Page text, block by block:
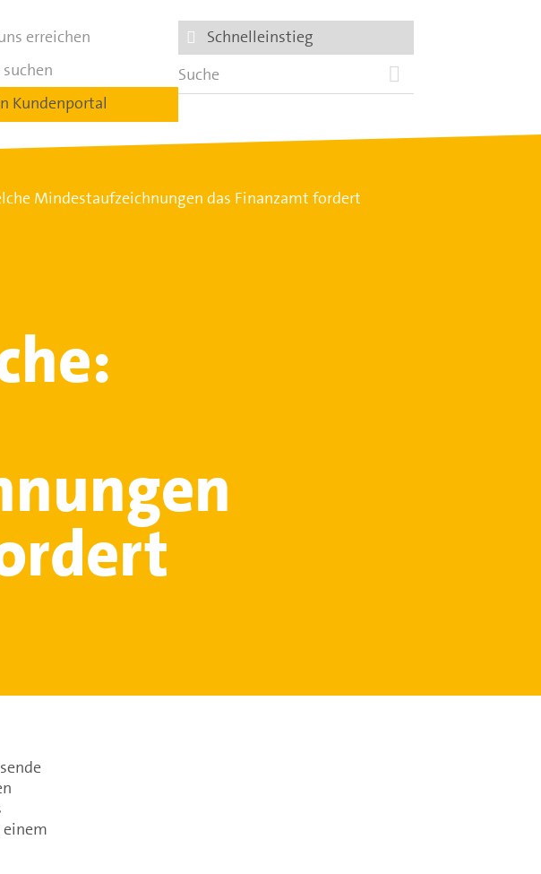
erreichen
Kundenportal
Schnelleinstieg
Mindestaufzeichnungen das Finanzamt fordert